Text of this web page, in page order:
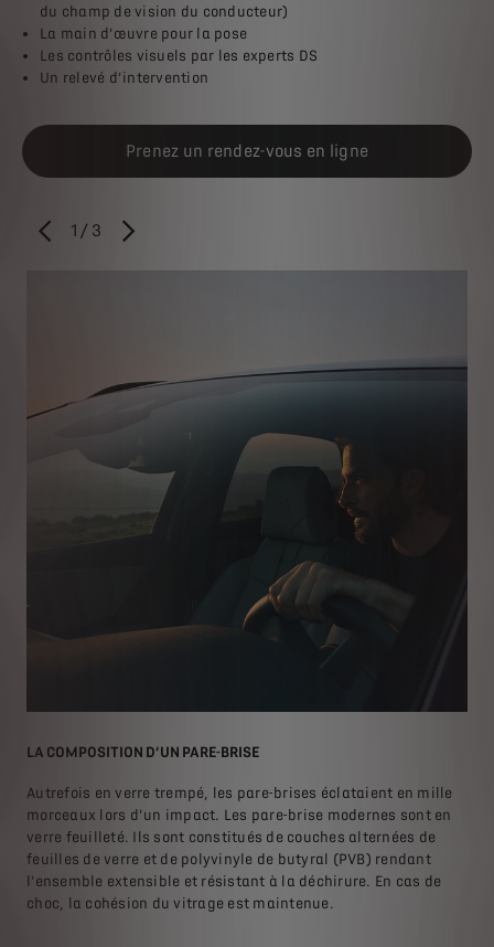
du champ de vision du conducteur)
La main d’œuvre pour la pose
Les contrôles visuels par les experts DS
Un relevé d’intervention
Prenez un rendez-vous en ligne
PRÉCÉDENT
1 / 3 SUIVANT
LA COMPOSITION D’UN PARE-BRISE
Autrefois en verre trempé, les pare-brises éclataient en mille
morceaux lors d’un impact. Les pare-brise modernes sont en
verre feuilleté. Ils sont constitués de couches alternées de
feuilles de verre et de polyvinyle de butyral (PVB) rendant
l’ensemble extensible et résistant à la déchirure. En cas de
choc, la cohésion du vitrage est maintenue.